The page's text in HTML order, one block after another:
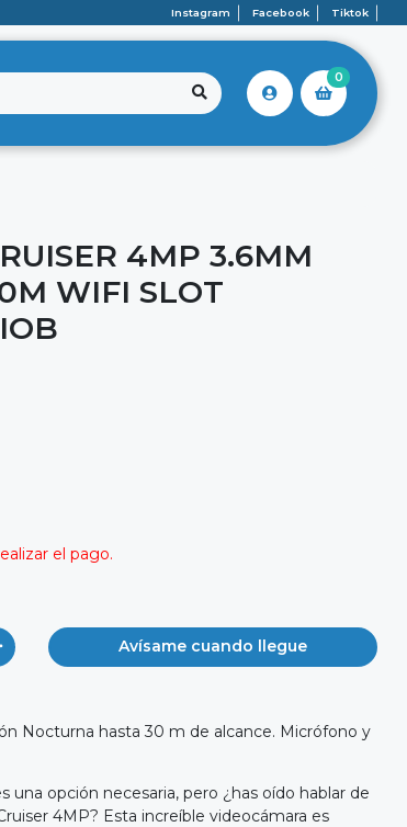
Instagram Facebook Tiktok
0
4MP 3.6MM
WIFI SLOT
el pago.
Avísame cuando llegue
Nocturna hasta 30 m de alcance. Micrófono y
una opción necesaria, pero ¿has oído hablar de
4MP? Esta increíble videocámara es